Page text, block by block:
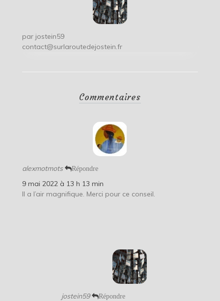
par jostein59
contact@surlaroutedejostein.fr
Commentaires
alexmotmots Répondre
9 mai 2022 à 13 h 13 min
Il a l’air magnifique. Merci pour ce conseil.
jostein59 Répondre